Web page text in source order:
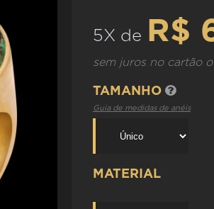
5X de R$
sem juros no cartão
TAMANHO
Guia de medidas de anéis
MATERIAL